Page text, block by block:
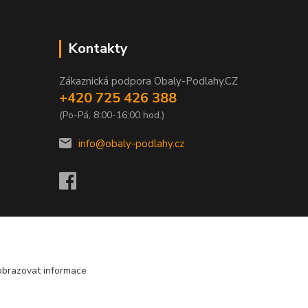
Kontakty
Zákaznická podpora Obaly-Podlahy.CZ
+420 725 426 388
(Po-Pá, 8:00-16:00 hod.)
info@obaly-podlahy.cz
informace